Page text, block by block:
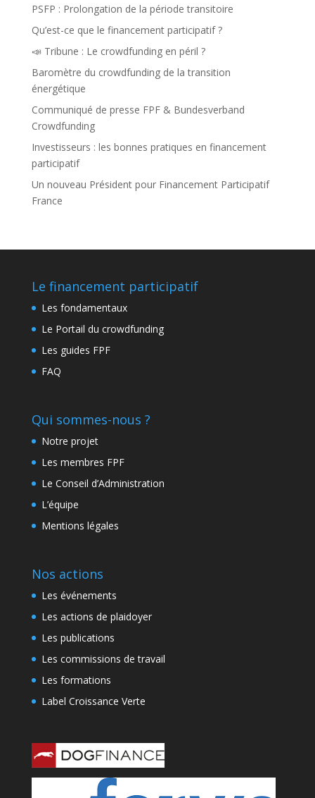
PSFP : Prolongation de la période transitoire
Qu’est-ce que le financement participatif ?
📣 Tribune : Le crowdfunding en péril ?
Baromètre du crowdfunding de la transition
énergétique
Communiqué de presse FPF & Bundesverband
Crowdfunding
Investisseurs : les bonnes pratiques en financement
participatif
Un nouveau Président pour Financement Participatif
France
Le financement participatif
Les fondamentaux
Le Portail du crowdfunding
Les guides FPF
FAQ
Qui sommes-nous ?
Notre projet
Les membres FPF
Le Conseil d’Administration
L’équipe
Mentions légales
Nos actions
Les événements
Les actions de plaidoyer
Les publications
Les commissions de travail
Les formations
Label Croissance Verte